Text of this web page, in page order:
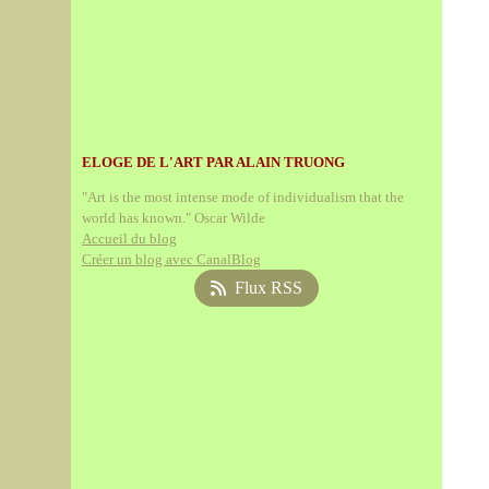
ELOGE DE L'ART PAR ALAIN TRUONG
"Art is the most intense mode of individualism that the
world has known." Oscar Wilde
Accueil du blog
Créer un blog avec CanalBlog
Flux RSS